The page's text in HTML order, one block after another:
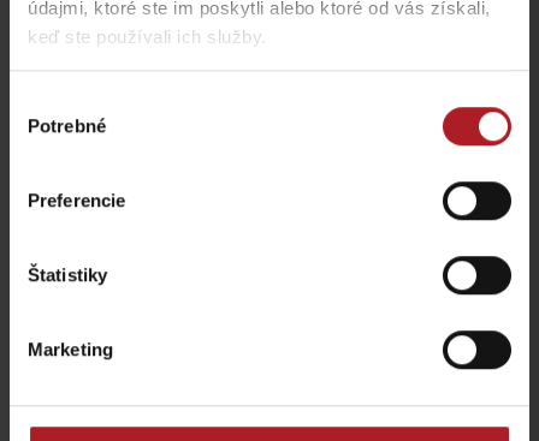
údajmi, ktoré ste im poskytli alebo ktoré od vás získali,
keď ste používali ich služby.
súhlasu
Potrebné
Preferencie
Štatistiky
Marketing
Liptovský Mikuláš Liptovský Mikuláš
Laser aréna – Escape
Laser Aréna – Laser
Liptovský Mikuláš